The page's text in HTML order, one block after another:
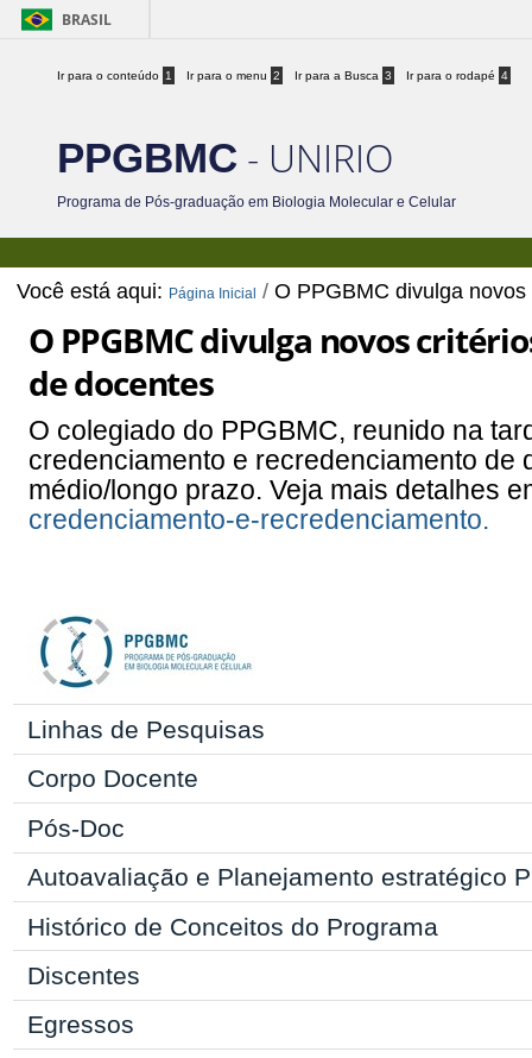
BRASIL
Ir para o conteúdo 1 Ir para o menu 2 Ir para a Busca 3 Ir para o rodapé 4
PPGBMC - UNIRIO
Programa de Pós-graduação em Biologia Molecular e Celular
Você está aqui: Página Inicial /O PPGBMC divulga
O PPGBMC divulga novos
de docentes
O colegiado do PPGBMC, reunido na
credenciamento e recredenciamento
médio/longo prazo. Veja mais detalhes
credenciamento-e-recredenciamento.
Linhas de Pesquisas
Corpo Docente
Pós-Doc
Autoavaliação e Planejamento estratégico
Histórico de Conceitos do Programa
Discentes
Egressos